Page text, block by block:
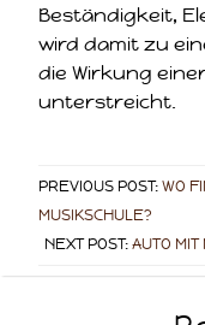
Beständigkeit,
wird damit zu
die Wirkung
unterstreicht.
PREVIOUS POST:WO
MUSIKSCHULE?
NEXT POST:AUTO